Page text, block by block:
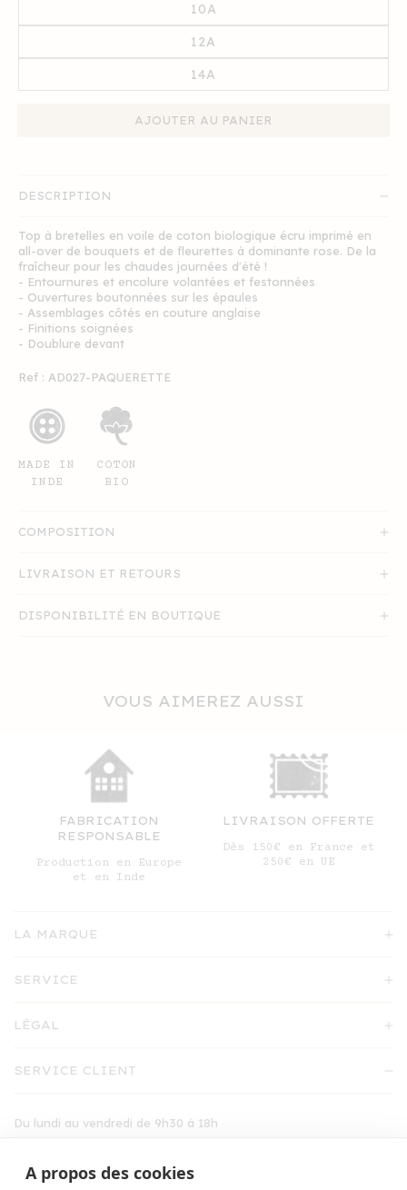
10A
12A
14A
AJOUTER AU PANIER
DESCRIPTION
Top à bretelles en voile de coton biologique écru imprimé en
all-over de bouquets et de fleurettes à dominante rose. De la
fraîcheur pour les chaudes journées d'été !
- Entournures et encolure volantées et festonnées
- Ouvertures boutonnées sur les épaules
- Assemblages côtés en couture anglaise
- Finitions soignées
- Doublure devant
Ref : AD027-PAQUERETTE
MADE IN
INDE
COTON
BIO
COMPOSITION
LIVRAISON ET RETOURS
DISPONIBILITÉ EN BOUTIQUE
VOUS AIMEREZ AUSSI
FABRICATION
RESPONSABLE
Production en Europe
et en Inde
LIVRAISON OFFERTE
Dès 150€ en France et
250€ en UE
LA MARQUE
SERVICE
LÉGAL
SERVICE CLIENT
Du lundi au vendredi de 9h30 à 18h
01 30 71 27 09
A propos des cookies